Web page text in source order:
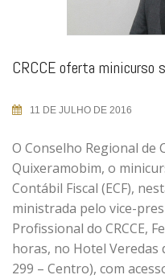
CRCCE oferta minicurso
11 DE JULHO DE 2016
O Conselho Regional de
Quixeramobim, o
Contábil Fiscal (ECF),
ministrada pelo vice-
Profissional do CRCCE,
horas, no Hotel Veredas
299 – Centro), com